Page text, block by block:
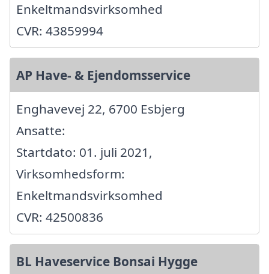
Enkeltmandsvirksomhed
CVR: 43859994
AP Have- & Ejendomsservice
Enghavevej 22, 6700 Esbjerg
Ansatte:
Startdato: 01. juli 2021,
Virksomhedsform:
Enkeltmandsvirksomhed
CVR: 42500836
BL Haveservice Bonsai Hygge